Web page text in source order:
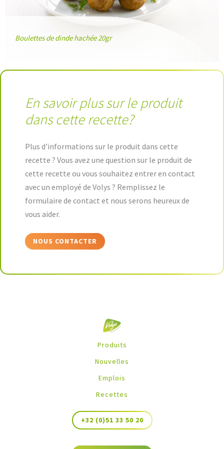
Boulettes de dinde hachée 20gr
En savoir plus sur le produit
dans cette recette?
Plus d'informations sur le produit dans cette
recette ? Vous avez une question sur le produit de
cette recette ou vous souhaitez entrer en contact
avec un employé de Volys ? Remplissez le
formulaire de contact et nous serons heureux de
vous aider.
NOUS CONTACTER
Produits
Nouvelles
Emplois
Recettes
+32 (0)51 33 50 20